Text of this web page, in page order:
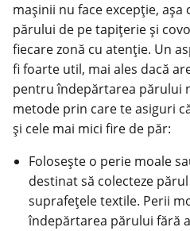
mașinii nu face excepție,
părului de pe tapițerie și
fiecare zonă cu atenție. Un
fi foarte util, mai ales dacă
pentru îndepărtarea părului
metode prin care te asiguri
și cele mai mici fire de păr:
Folosește o perie moale
destinat să colecteze
suprafețele textile. Perii
îndepărtarea părului fără